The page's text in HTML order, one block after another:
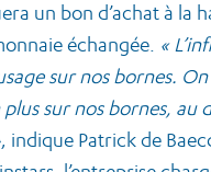
un bon d’achat à la
échangée. «
sur nos bornes.
plus sur nos bornes, au
, indique Patrick de